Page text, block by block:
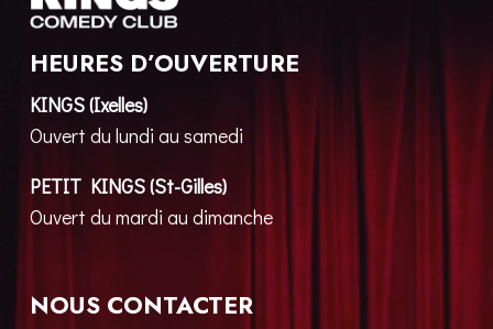
HEURES D’OUVERTURE
KINGS (Ixelles)
Ouvert du lundi au samedi
PETIT KINGS (St-Gilles)
Ouvert du mardi au dimanche
NOUS CONTACTER